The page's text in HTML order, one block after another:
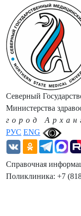
РУС ENG
Северный
Министерства
город
Справочная
Поликлиника: +7